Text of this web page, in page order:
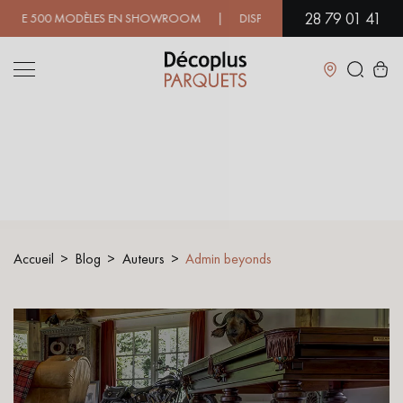
EN SHOWROOM | DISPONIBILITÉ IMMÉDIATE |28 79 01 41
Fermer
PARQUET EN BOIS EXOTIQUE PARQUET VERNIS
PARQUET HUILÉ PARQUET EN BOIS BRUT
Accueil Blog Auteurs Admin beyonds